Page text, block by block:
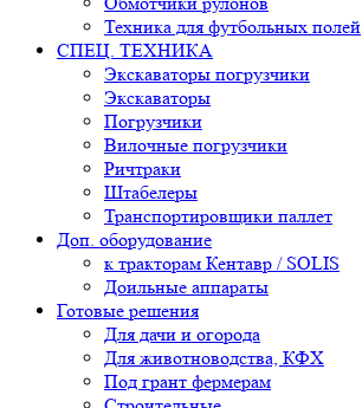
Техника для футбольных полей
СПЕЦ. ТЕХНИКА
Экскаваторы погрузчики
Экскаваторы
Погрузчики
Вилочные погрузчики
Ричтраки
Штабелеры
Транспортировщики паллет
Доп. оборудование
к тракторам Кентавр / SOLIS
Доильные аппараты
Готовые решения
Для дачи и огорода
Для животноводства, КФХ
Под грант фермерам